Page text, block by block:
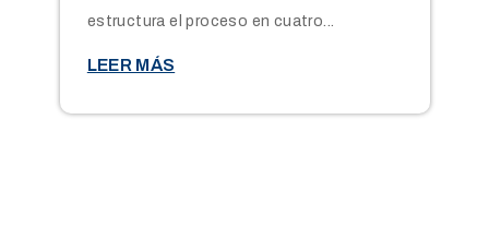
estructura el proceso en cuatro...
LEER MÁS